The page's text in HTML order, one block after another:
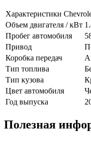
Характеристики
Объем двигателя / кВт
Пробег автомобиля
Привод
Коробка передач
Тип топлива
Тип кузова
Цвет автомобиля
Год выпуска
Полезная